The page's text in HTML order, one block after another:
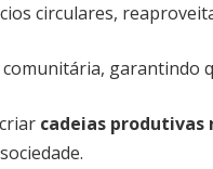
circulares,
garantindo
cadeias produtivas